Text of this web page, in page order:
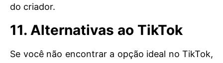
do criador.
11. Alternativas ao TikTok
Se você não encontrar a opção ideal no TikTok,